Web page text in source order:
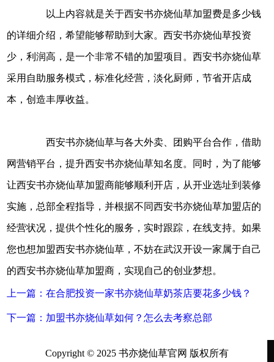
以上内容就是关于西安书亦烧仙草加盟费是多少钱
的详细介绍，希望能够帮助到大家。西安书亦烧仙草投资
少，利润高，是一个非常不错的加盟项目。西安书亦烧仙草
采用自助服务模式，标准化经营，淡化厨师，节省开店成
本，创造丰厚收益。
西安书亦烧仙草与各大外卖、团购平台合作，借助
网营销平台，提升西安书亦烧仙草知名度。同时，为了能够
让西安书亦烧仙草加盟商能够顺利开店，从开业选址到装修
实施，总部全程指导，并根据不同西安书亦烧仙草加盟店的
经营状况，提供个性化的服务，实时跟踪，在线支持。如果
您也想加盟西安书亦烧仙草，不妨在武汉开设一家属于自己
的西安书亦烧仙草加盟商，实现自己的创业梦想。
上一篇：在合肥投资一家书亦烧仙草奶茶店要花多少钱？
下一篇：加盟书亦烧仙草如何？怎么去考察总部
Copyright © 2025 书亦烧仙草官网 版权所有